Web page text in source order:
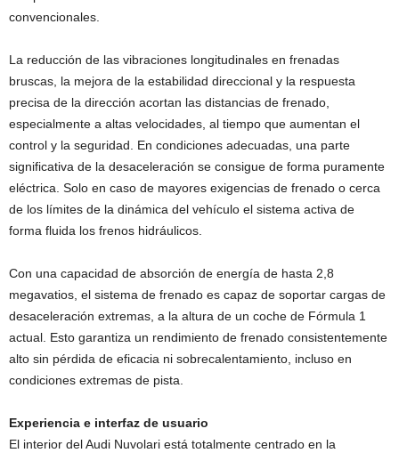
convencionales.
La reducción de las vibraciones longitudinales en frenadas
bruscas, la mejora de la estabilidad direccional y la respuesta
precisa de la dirección acortan las distancias de frenado,
especialmente a altas velocidades, al tiempo que aumentan el
control y la seguridad. En condiciones adecuadas, una parte
significativa de la desaceleración se consigue de forma puramente
eléctrica. Solo en caso de mayores exigencias de frenado o cerca
de los límites de la dinámica del vehículo el sistema activa de
forma fluida los frenos hidráulicos.
Con una capacidad de absorción de energía de hasta 2,8
megavatios, el sistema de frenado es capaz de soportar cargas de
desaceleración extremas, a la altura de un coche de Fórmula 1
actual. Esto garantiza un rendimiento de frenado consistentemente
alto sin pérdida de eficacia ni sobrecalentamiento, incluso en
condiciones extremas de pista.
Experiencia e interfaz de usuario
El interior del Audi Nuvolari está totalmente centrado en la